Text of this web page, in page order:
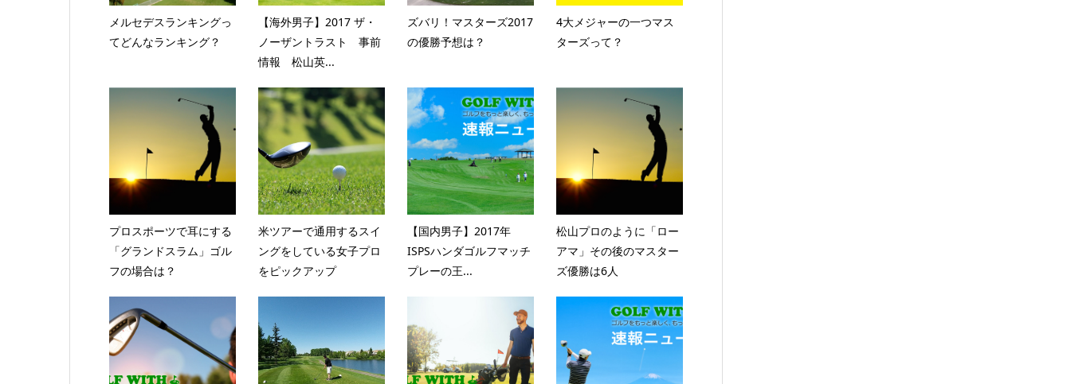
メルセデスランキングっ
てどんなランキング？
【海外男子】2017 ザ・
ノーザントラスト 事前
情報 松山英...
ズバリ！マスターズ2017
の優勝予想は？
4大メジャーの一つマス
ターズって？
プロスポーツで耳にする
「グランドスラム」ゴル
フの場合は？
米ツアーで通用するスイ
ングをしている女子プロ
をピックアップ
【国内男子】2017年
ISPSハンダゴルフマッチ
プレーの王...
松山プロのように「ロー
アマ」その後のマスター
ズ優勝は6人